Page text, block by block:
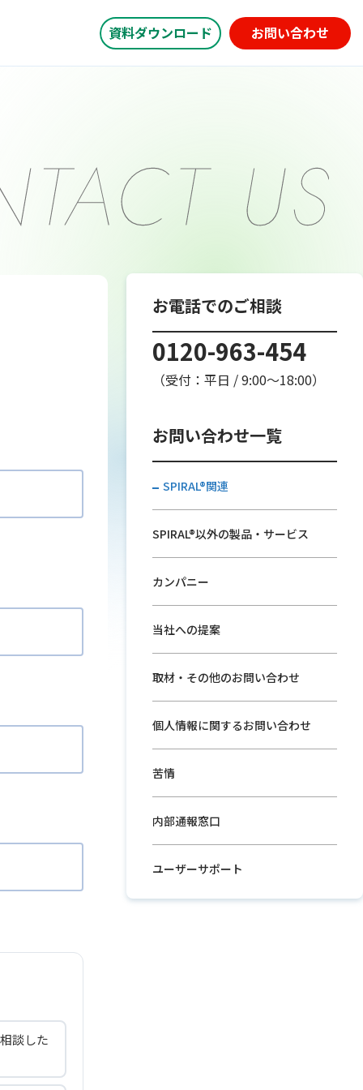
資料ダウンロード お問い合わせ
談した
お電話でのご相談
0120-963-454
（受付：平日 / 9:00〜18:00）
お問い合わせ一覧
SPIRAL®関連
SPIRAL®以外の製品・サービス
カンパニー
当社への提案
取材・その他のお問い合わせ
個人情報に関するお問い合わせ
苦情
内部通報窓口
ユーザーサポート